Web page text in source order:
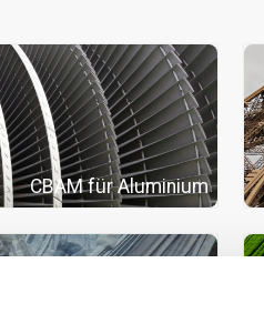
CBAM für Aluminium